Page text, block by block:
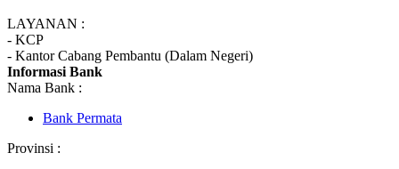
LAYANAN :
- KCP
- Kantor Cabang Pembantu (Dalam Negeri)
Informasi Bank
Nama Bank :
Bank Permata
Provinsi :